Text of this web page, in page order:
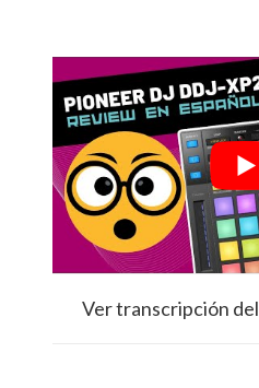
Ver transcripción